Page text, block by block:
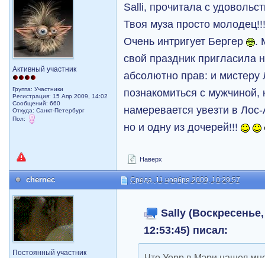
Активный участник
Группа: Участники
Регистрация: 15 Апр 2009, 14:02
Сообщений: 660
Откуда: Санкт-Петербург
Пол:
Salli, прочитала с
Твоя муза просто
Очень интригует Бергер
.
свой праздник пригласила
абсолютно прав: и
познакомиться с
намеревается увезти в
но и одну из дочерей!!!
Наверх
chernec Среда, 11 ноября 2009, 10:29:57
Постоянный участник
Sally
12:53:45) писал: